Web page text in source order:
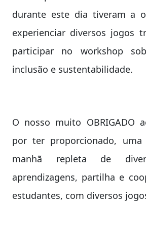
durante este dia tiveram a
experienciar diversos jogos
participar no workshop
inclusão e sustentabilidade.
O nosso muito OBRIGADO
por ter proporcionado, uma
manhã repleta de
aprendizagens, partilha e
estudantes, com diversos